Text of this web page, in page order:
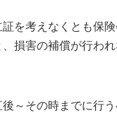
を考えなくとも保
損害の補償が行わ
～その時までに行